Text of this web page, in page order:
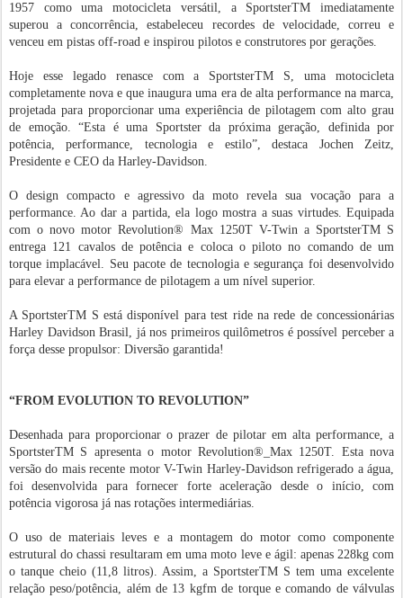
1957 como uma motocicleta versátil, a SportsterTM imediatamente
superou a concorrência, estabeleceu recordes de velocidade, correu e
venceu em pistas off-road e inspirou pilotos e construtores por gerações.
Hoje esse legado renasce com a SportsterTM S, uma motocicleta
completamente nova e que inaugura uma era de alta performance na marca,
projetada para proporcionar uma experiência de pilotagem com alto grau
de emoção. “Esta é uma Sportster da próxima geração, definida por
potência, performance, tecnologia e estilo”, destaca Jochen Zeitz,
Presidente e CEO da Harley-Davidson.
O design compacto e agressivo da moto revela sua vocação para a
performance. Ao dar a partida, ela logo mostra a suas virtudes. Equipada
com o novo motor Revolution® Max 1250T V-Twin a SportsterTM S
entrega 121 cavalos de potência e coloca o piloto no comando de um
torque implacável. Seu pacote de tecnologia e segurança foi desenvolvido
para elevar a performance de pilotagem a um nível superior.
A SportsterTM S está disponível para test ride na rede de concessionárias
Harley Davidson Brasil, já nos primeiros quilômetros é possível perceber a
força desse propulsor: Diversão garantida!
“FROM EVOLUTION TO REVOLUTION”
Desenhada para proporcionar o prazer de pilotar em alta performance, a
SportsterTM S apresenta o motor Revolution®_Max 1250T. Esta nova
versão do mais recente motor V-Twin Harley-Davidson refrigerado a água,
foi desenvolvida para fornecer forte aceleração desde o início, com
potência vigorosa já nas rotações intermediárias.
O uso de materiais leves e a montagem do motor como componente
estrutural do chassi resultaram em uma moto leve e ágil: apenas 228kg com
o tanque cheio (11,8 litros). Assim, a SportsterTM S tem uma excelente
relação peso/potência, além de 13 kgfm de torque e comando de válvulas